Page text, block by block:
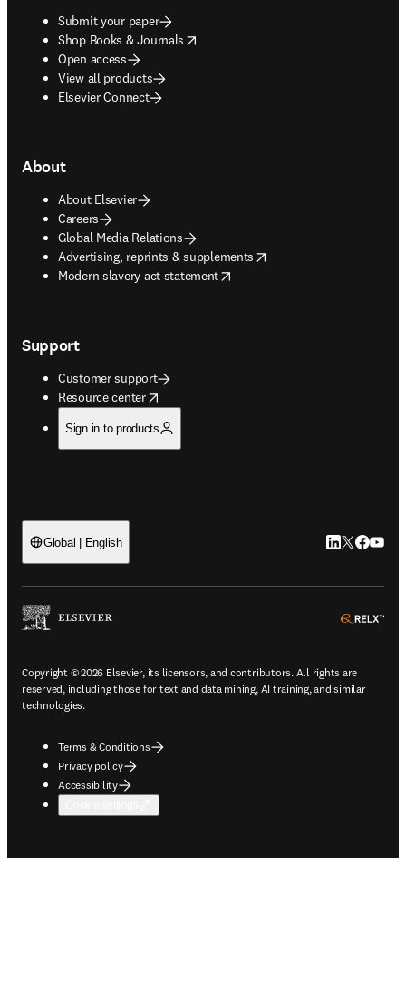
Submit your paper
Shop Books & Journals
opens in new tab/window
Open access
View all products
Elsevier Connect
About
About Elsevier
Careers
Global Media Relations
Advertising, reprints & supplements
opens in new tab/window
Modern slavery act statement
opens in new tab/window
Support
Customer support
Resource center
opens in new tab/window
Sign in to products
Global | English LinkedIn
Twitter
Copyright © 2026 Elsevier, its licensors, and contributors. All rights are
reserved, including those for text and data mining, AI training, and similar
technologies.
Terms & Conditions
Privacy policy
Accessibility